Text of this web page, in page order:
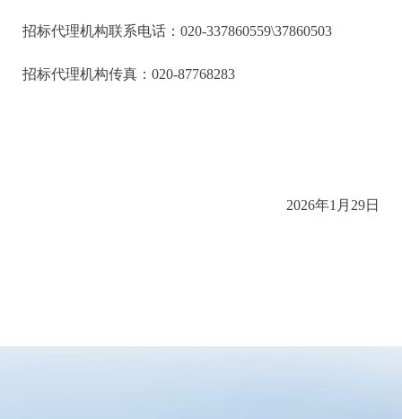
招标代理机构联系电话： 020-337860559\37860503
招标代理机构传真： 020-87768283
2026年1 月 29日